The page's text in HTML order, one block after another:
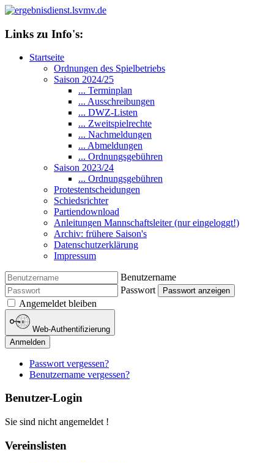
Links zu Info's:
Startseite
Ordnungen des Spielbetriebs
Saison 2024/25
... Terminplan
... Ausschreibungen
... DWZ-Listen
... Zweitspielrechte
... Nachmeldungen
... Abmeldungen
... Ordnungsgebühren
Saison 2023/24
... Ordnungsgebühren
Protestentscheidungen
Schiedsrichter
Partiendownload
Anleitungen Mannschaftsleiter (nur eingeloggt!)
Archiv: frühere Saison's
Datenschutzerklärung
Impressum
Benutzername
Passwort
Passwort anzeigen
Angemeldet bleiben
Web-Authentifizierung
Anmelden
Passwort vergessen?
Benutzername vergessen?
Benutzer-Login
Sie sind nicht angemeldet !
Vereinslisten